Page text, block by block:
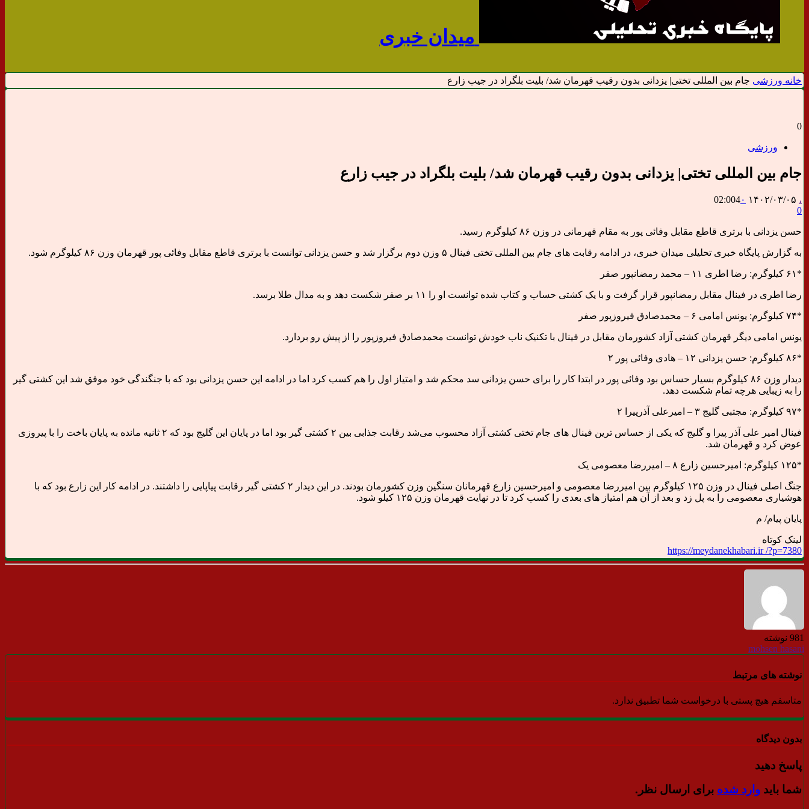
میدان خبری
خانه ورزشی جام بین المللی تختی| یزدانی بدون رقیب قهرمان شد/ بلیت بلگراد در جیب زارع
0
ورزشی
جام بین المللی تختی| یزدانی بدون رقیب قهرمان شد/ بلیت بلگراد در جیب زارع
، ۱۴۰۲/۰۳/۰۵ 02:004۰
0
حسن یزدانی با برتری قاطع مقابل وفائی پور به مقام قهرمانی در وزن ۸۶ کیلوگرم رسید.
به گزارش پایگاه خبری تحلیلی میدان خبری، در ادامه رقابت های جام بین المللی تختی فینال ۵ وزن دوم برگزار شد و حسن یزدانی توانست با برتری قاطع مقابل وفائی پور قهرمان وزن ۸۶ کیلوگرم شود.
*۶۱ کیلوگرم: رضا اطری ۱۱ – محمد رمضانپور صفر
رضا اطری در فینال مقابل رمضانپور قرار گرفت و با یک کشتی حساب و کتاب شده توانست او را ۱۱ بر صفر شکست دهد و به مدال طلا برسد.
*۷۴ کیلوگرم: یونس امامی ۶ – محمدصادق فیروزپور صفر
یونس امامی دیگر قهرمان کشتی آزاد کشورمان مقابل در فینال با تکنیک ناب خودش توانست محمدصادق فیروزپور را از پیش رو بردارد.
*۸۶ کیلوگرم: حسن یزدانی ۱۲ – هادی وفائی پور ۲
دیدار وزن ۸۶ کیلوگرم بسیار حساس بود وفائی پور در ابتدا کار را برای حسن یزدانی سد محکم شد و امتیاز اول را هم کسب کرد اما در ادامه این حسن یزدانی بود که با جنگندگی خود موفق شد این کشتی گیر
را به زیبایی هرچه تمام شکست دهد.
*۹۷ کیلوگرم: مجتبی گلیج ۳ – امیرعلی آذرپیرا ۲
فینال امیر علی آذر پیرا و گلیج که یکی از حساس ترین فینال های جام تختی کشتی آزاد محسوب می‌شد رقابت جذابی بین ۲ کشتی گیر بود اما در پایان این گلیج بود که ۲ ثانیه مانده به پایان باخت را با پیروزی
عوض کرد و قهرمان شد.
*۱۲۵ کیلوگرم: امیرحسین زارع ۸ – امیررضا معصومی یک
جنگ اصلی فینال در وزن ۱۲۵ کیلوگرم بین امیررضا معصومی و امیرحسین زارع قهرمانان سنگین وزن کشورمان بودند. در این دیدار ۲ کشتی گیر رقابت پیاپایی را داشتند. در ادامه کار این زارع بود که با
هوشیاری معصومی را به پل زد و بعد از آن هم امتیاز های بعدی را کسب کرد تا در نهایت قهرمان وزن ۱۲۵ کیلو شود.
پایان پیام/ م
لینک کوتاه
https://meydanekhabari.ir /?p=7380
981 نوشته
mohsen hasani
نوشته های مرتبط
متاسفم هیچ پستی با درخواست شما تطبیق ندارد.
بدون دیدگاه
پاسخ دهید
شما باید وارد شده برای ارسال نظر.